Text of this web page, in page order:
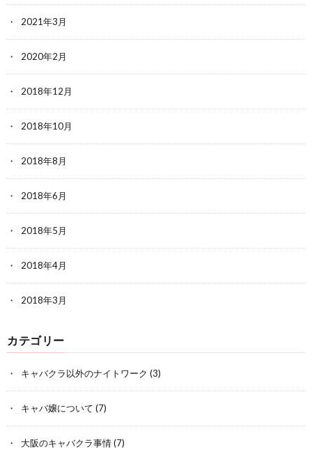
2021年3月
2020年2月
2018年12月
2018年10月
2018年8月
2018年6月
2018年5月
2018年4月
2018年3月
カテゴリー
キャバクラ以外のナイトワーク (3)
キャバ嬢について (7)
大阪のキャバクラ事情(7)